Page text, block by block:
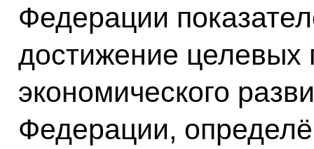
Федерации
достижение целевых
экономического
Федерации,